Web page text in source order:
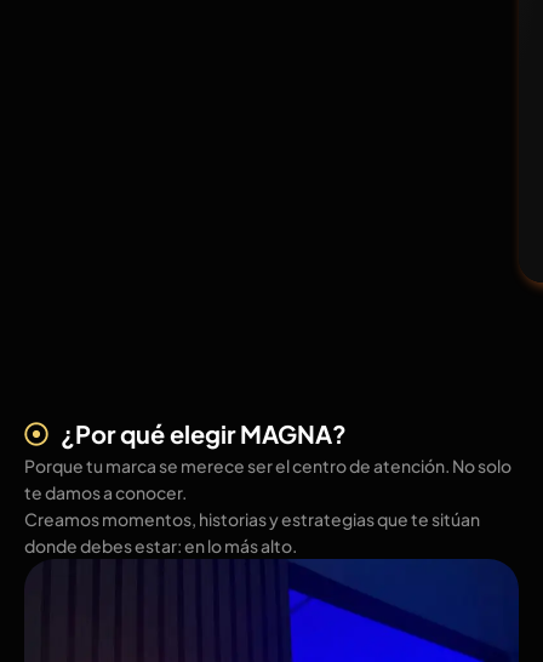
¿Por qué elegir MAGNA?
Porque tu marca se merece ser el centro de atención. No solo
te damos a conocer.
Creamos momentos, historias y estrategias que te sitúan
donde debes estar: en lo más alto.